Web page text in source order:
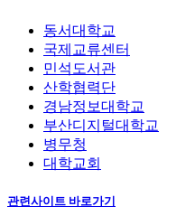
동서대학교
국제교류센터
민석도서관
산학협력단
경남정보대학교
부산디지털대학교
병무청
대학교회
관련사이트 바로가기